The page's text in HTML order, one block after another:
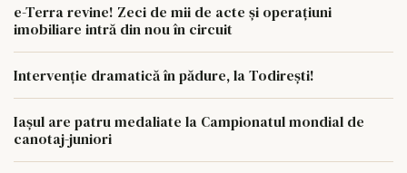
e-Terra revine! Zeci de mii de acte și operațiuni
imobiliare intră din nou în circuit
Intervenție dramatică în pădure, la Todirești!
Iaşul are patru medaliate la Campionatul mondial de
canotaj-juniori